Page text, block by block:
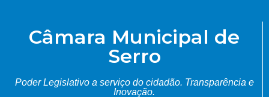
Câmara Municipal de
Serro
Poder Legislativo a serviço do cidadão. Transparência e
Inovação.